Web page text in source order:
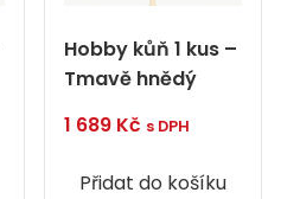
Hobby kůň 1 kus –
Tmavě hnědý
1 689 Kč s DPH
Přidat do košíku